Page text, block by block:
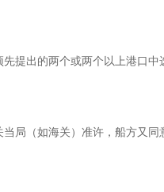
提出的两个或两个以上港口中
局（如海关）准许，船方又同